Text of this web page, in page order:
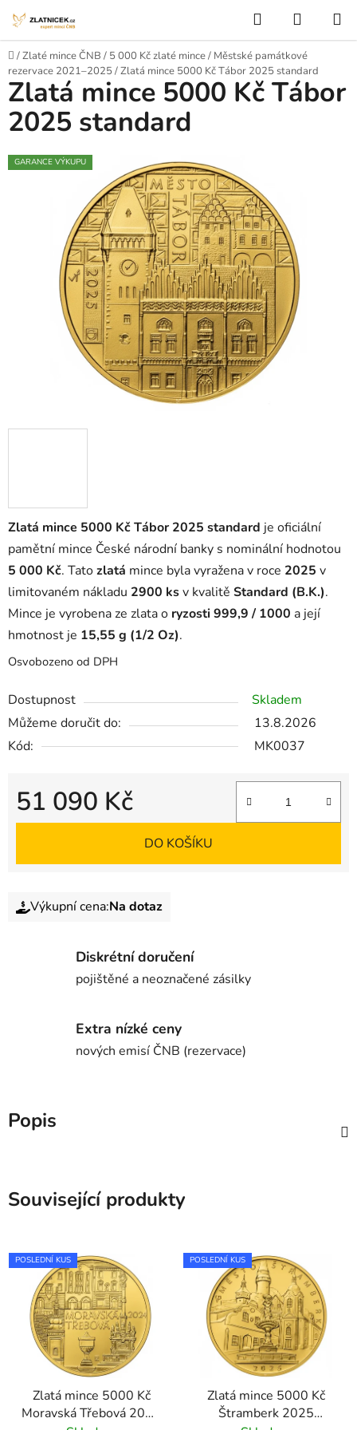
Hledat
Domů
/Zlaté mince ČNB / 5 000 Kč zlaté mince/ Městské památkové
rezervace 2021–2025/Zlatá mince 5000 Kč Tábor 2025 standard
Zlatá mince 5000 Kč Tábor 2025 standard je oficiální
pamětní mince České národní banky s nominální hodnotou
5 000 Kč. Tatozlatá mince byla vyražena v roce 2025 v
limitovaném nákladu 2900 ksv kvalitě Standard (B.K.).
Mince je vyrobena ze zlata o ryzosti 999,9 / 1000 a její
hmotnost je 15,55 g (1/2 Oz).
Osvobozeno od DPH
Dostupnost
Skladem
Můžeme doručit do:
13.8.2026
Kód:
MK0037
51 090 Kč
DO KOŠÍKU
Výkupní cena:Na dotaz
Zlatá mince 5000 Kč Tábor
2025 standard
GARANCE VÝKUPU
Diskrétní doručení
pojištěné a neoznačené zásilky
Extra nízké ceny
nových emisí ČNB (rezervace)
Popis
Související produkty
POSLEDNÍ KUS
Zlatá mince 5000 Kč
Moravská Třebová 2024
POSLEDNÍ KUS
Zlatá mince 5000 Kč
Štramberk 2025